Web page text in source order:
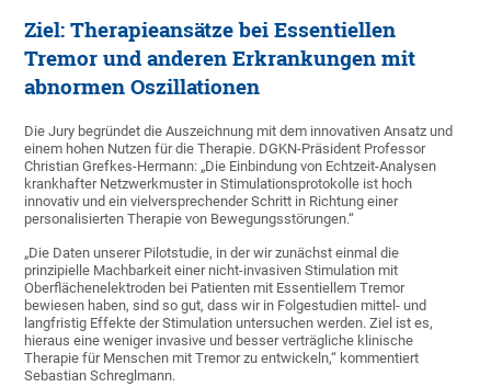
Ziel: Therapieansätze bei Essentiellen
Tremor und anderen Erkrankungen mit
abnormen Oszillationen
Die Jury begründet die Auszeichnung mit dem innovativen Ansatz und
einem hohen Nutzen für die Therapie. DGKN-Präsident Professor
Christian Grefkes-Hermann: „Die Einbindung von Echtzeit-Analysen
krankhafter Netzwerkmuster in Stimulationsprotokolle ist hoch
innovativ und ein vielversprechender Schritt in Richtung einer
personalisierten Therapie von Bewegungsstörungen.“
„Die Daten unserer Pilotstudie, in der wir zunächst einmal die
prinzipielle Machbarkeit einer nicht-invasiven Stimulation mit
Oberflächenelektroden bei Patienten mit Essentiellem Tremor
bewiesen haben, sind so gut, dass wir in Folgestudien mittel- und
langfristig Effekte der Stimulation untersuchen werden. Ziel ist es,
hieraus eine weniger invasive und besser verträgliche klinische
Therapie für Menschen mit Tremor zu entwickeln,“ kommentiert
Sebastian Schreglmann.